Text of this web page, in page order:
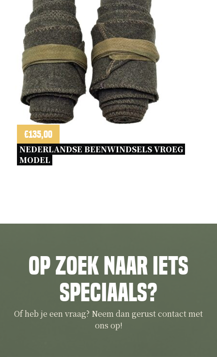
€135,00
NEDERLANDSE BEENWINDSELS VROEG
MODEL
Op zoek naar iets
speciaals?
Of heb je een vraag? Neem dan gerust contact met
ons op!